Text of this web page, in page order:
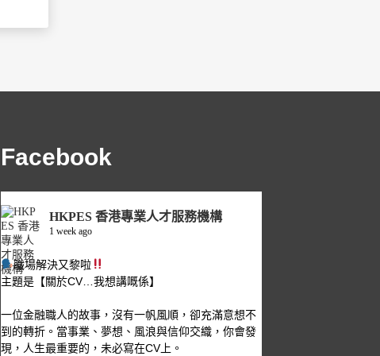
Facebook
HKPES 香港專業人才服務機構
1 week ago
職場解決又黎啦
主題是【關於CV…我想講嘅係】
一位金融職人的故事，沒有一帆風順，卻充滿意想不
到的轉折。當事業、夢想、風浪與信仰交織，你會發
現，人生最重要的，未必寫在CV上。